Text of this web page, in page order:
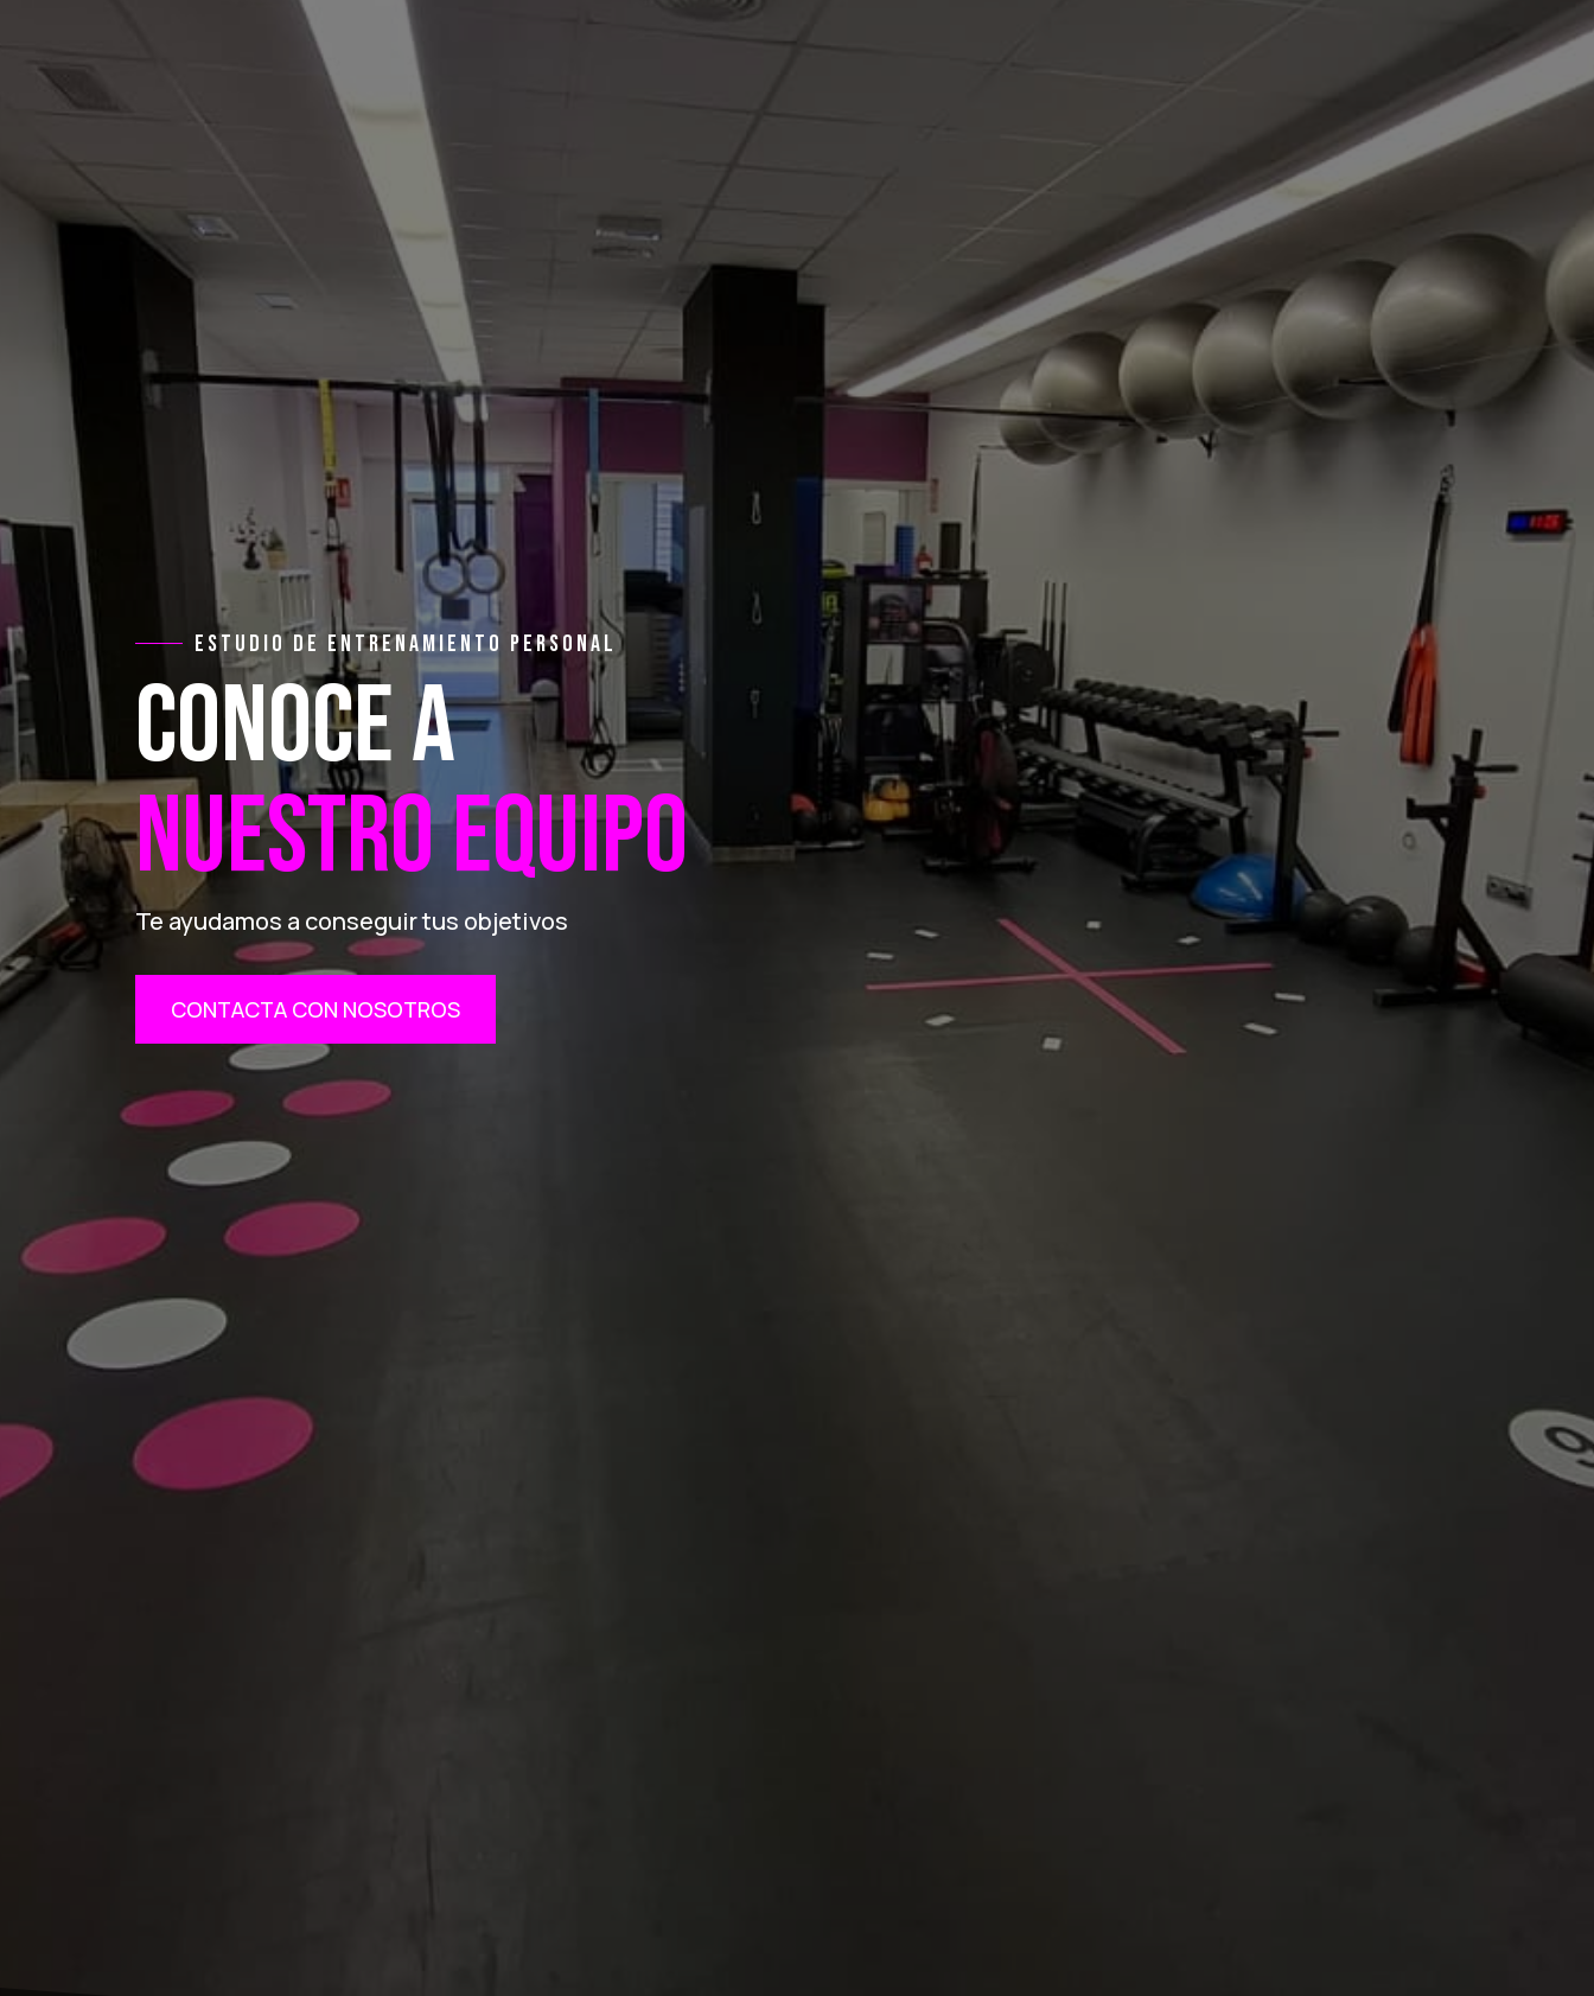
ESTUDIO DE ENTRENAMIENTO PERSONAL
CONOCE A
NUESTRO EQUIPO
Te ayudamos a conseguir tus objetivos
CONTACTA CON NOSOTROS